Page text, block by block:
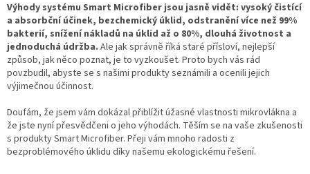
Výhody systému Smart Microfiber jsou jasně vidět: vysoký čistící
a absorbční účinek, bezchemický úklid, odstranění více než 99%
bakterií, snížení nákladů na úklid až o 80%, dlouhá životnost a
jednoduchá údržba. Ale jak správně říká staré přísloví, nejlepší
způsob, jak něco poznat, je to vyzkoušet. Proto bych vás rád
povzbudil, abyste se s našimi produkty seznámili a ocenili jejich
výjimečnou účinnost.
Doufám, že jsem vám dokázal přiblížit úžasné vlastnosti mikrovlákna a
že jste nyní přesvědčeni o jeho výhodách. Těším se na vaše zkušenosti
s produkty Smart Microfiber. Přeji vám mnoho radosti z
bezproblémového úklidu díky našemu ekologickému řešení.